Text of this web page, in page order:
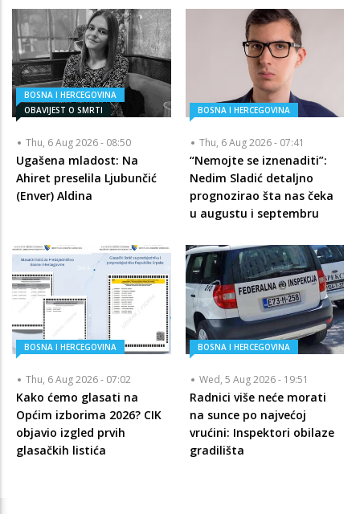
BOSNA I HERCEGOVINA
OBAVIJEST O SMRTI
Thu, 6 Aug 2026 - 08:50
Ugašena mladost: Na
Ahiret preselila Ljubunčić
(Enver) Aldina
BOSNA I HERCEGOVINA
Thu, 6 Aug 2026 - 07:41
“Nemojte se iznenaditi”:
Nedim Sladić detaljno
prognozirao šta nas čeka
u augustu i septembru
BOSNA I HERCEGOVINA
Thu, 6 Aug 2026 - 07:02
Kako ćemo glasati na
Općim izborima 2026? CIK
objavio izgled prvih
glasačkih listića
BOSNA I HERCEGOVINA
Wed, 5 Aug 2026 - 19:51
Radnici više neće morati
na sunce po najvećoj
vrućini: Inspektori obilaze
gradilišta